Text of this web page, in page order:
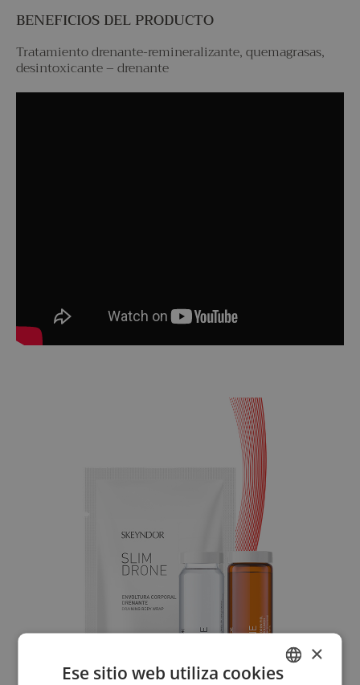
BENEFICIOS DEL PRODUCTO
Tratamiento drenante-remineralizante, quemagrasas,
desintoxicante – drenante
×
Ese sitio web utiliza cookies